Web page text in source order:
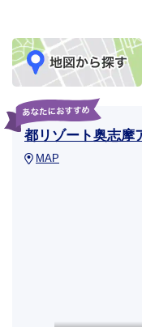
都リゾート奥志摩
MAP